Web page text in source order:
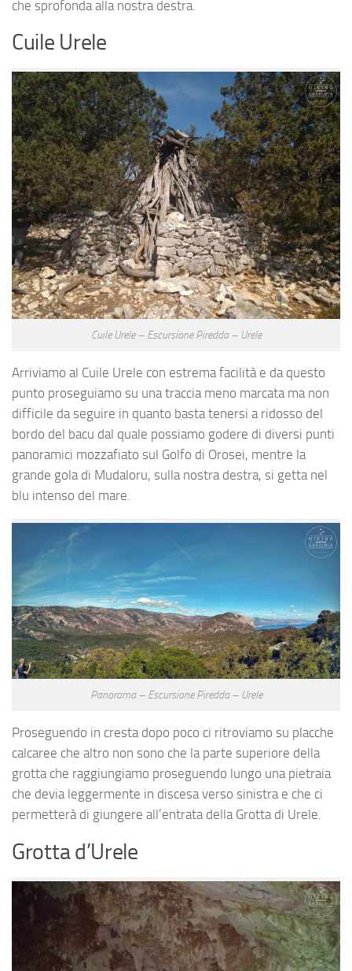
che sprofonda alla nostra destra.
Cuile Urele
Cuile Urele – Escursione Piredda – Urele
Arriviamo al Cuile Urele con estrema facilità e da questo
punto proseguiamo su una traccia meno marcata ma non
difficile da seguire in quanto basta tenersi a ridosso del
bordo del bacu dal quale possiamo godere di diversi punti
panoramici mozzafiato sul Golfo di Orosei, mentre la
grande gola di Mudaloru, sulla nostra destra, si getta nel
blu intenso del mare.
Panorama – Escursione Piredda – Urele
Proseguendo in cresta dopo poco ci ritroviamo su placche
calcaree che altro non sono che la parte superiore della
grotta che raggiungiamo proseguendo lungo una pietraia
che devia leggermente in discesa verso sinistra e che ci
permetterà di giungere all’entrata della Grotta di Urele.
Grotta d’Urele